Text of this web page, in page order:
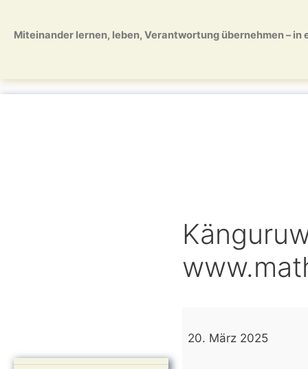
springen
springen
Miteinander lernen, leben, Verantwortung übernehmen – in
der
20. März 2025